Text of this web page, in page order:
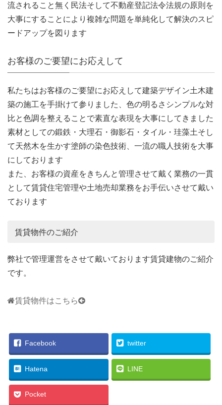
流されること無く民法そして不動産登記法令法規の原則を
大事にすることにより複雑な問題を単純化して解決のスピ
ードアップを図ります
お客様のご要望にお応えして
私たちはお客様のご要望にお応えして建築デザイン土木建
築の施工を手掛けて参りました、色の明るさシンプルな対
比と色調を整えることで素直な表現を大事にしてきました
素材としての鍛鉄・大理石・御影石・タイル・珪藻土そし
て天然木を生かす塗師の染色技術、一流の職人技術を大事
にしております
また、お客様の資産をきちんと管理させて戴く業務の一貫
として賃貸住宅管理や土地売却業務をお手伝いさせて戴い
ております
賃貸物件のご紹介
弊社で管理運営をさせて戴いております賃貸建物のご紹介
です。
賃貸物件はこちら
Facebook twitter
Hatena LINE
Pocket